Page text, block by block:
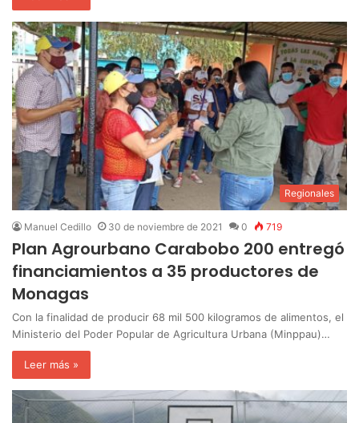
Regionales
Manuel Cedillo 30 de noviembre de 2021 0 719
Plan Agrourbano Carabobo 200 entregó
financiamientos a 35 productores de
Monagas
Con la finalidad de producir 68 mil 500 kilogramos de alimentos, el
Ministerio del Poder Popular de Agricultura Urbana (Minppau)…
Leer más »